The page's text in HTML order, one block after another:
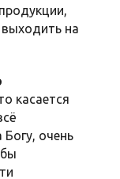
на
касается
очень